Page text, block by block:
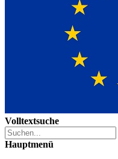
Volltextsuche
Hauptmenü